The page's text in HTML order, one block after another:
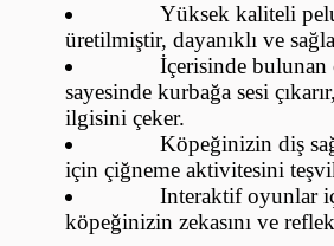
Yüksek kaliteli
üretilmiştir, dayanıklı ve
İçerisinde bulunan
sayesinde kurbağa sesi
ilgisini çeker.
Köpeğinizin diş
için çiğneme aktivitesini
Interaktif oyunlar
köpeğinizin zekasını ve